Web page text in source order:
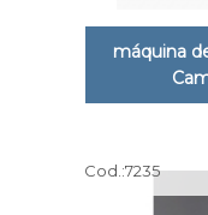
máquina
Cod.:7235